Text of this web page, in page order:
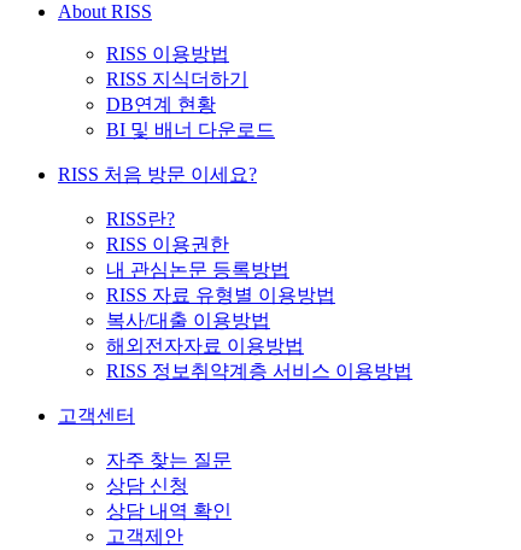
About RISS
RISS 이용방법
RISS 지식더하기
DB연계 현황
BI 및 배너 다운로드
RISS 처음 방문 이세요?
RISS란?
RISS 이용권한
내 관심논문 등록방법
RISS 자료 유형별 이용방법
복사/대출 이용방법
해외전자자료 이용방법
RISS 정보취약계층 서비스 이용방법
고객센터
자주 찾는 질문
상담 신청
상담 내역 확인
고객제안